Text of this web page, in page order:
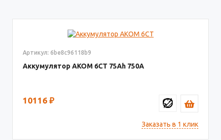
Артикул: 6be8c96118b9
Аккумулятор AКОМ 6СТ 75 750
10116 ₽
Заказать в 1 клик